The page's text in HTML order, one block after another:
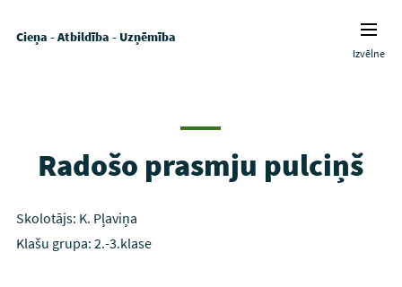
Cieņa - Atbildība - Uzņēmība
Izvēlne
Radošo prasmju pulciņš
Skolotājs: K. Pļaviņa
Klašu grupa: 2.-3.klase